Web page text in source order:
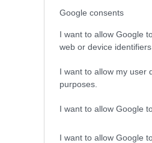
Google consents
I want to allow Google
web or device identifiers
I want to allow my user
purposes.
I want to allow Google
I want to allow Google